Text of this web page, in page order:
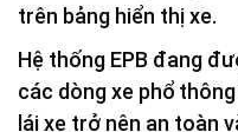
trên bảng hiển thị xe.
Hệ thống EPB đang
các dòng xe phổ
lái xe trở nên an toàn